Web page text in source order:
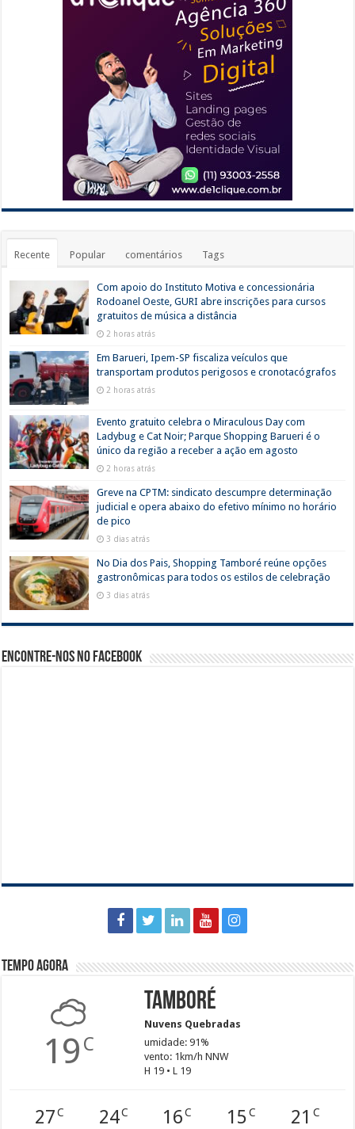
Recente Popular comentários Tags
Com apoio do Instituto Motiva e concessionária
Rodoanel Oeste, GURI abre inscrições para cursos
gratuitos de música a distância
2 horas atrás
Em Barueri, Ipem-SP fiscaliza veículos que
transportam produtos perigosos e cronotacógrafos
2 horas atrás
Evento gratuito celebra o Miraculous Day com
Ladybug e Cat Noir; Parque Shopping Barueri é o
único da região a receber a ação em agosto
2 horas atrás
Greve na CPTM: sindicato descumpre determinação
judicial e opera abaixo do efetivo mínimo no horário
de pico
3 dias atrás
No Dia dos Pais, Shopping Tamboré reúne opções
gastronômicas para todos os estilos de celebração
3 dias atrás
Encontre-nos no Facebook
Tempo agora
19 C
Tamboré
Nuvens Quebradas
umidade: 91%
vento: 1km/h NNW
H 19 • L 19
27C 24C 16 C 15C 21 C